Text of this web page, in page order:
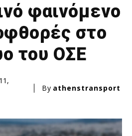
φαινόμενο
στο
του ΟΣΕ
By athenstransport